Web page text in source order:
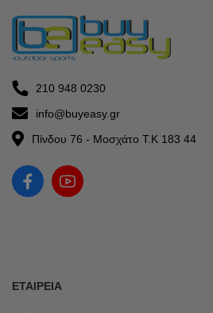
210 948 0230
info@buyeasy.gr
Πίνδου 76 - Μοσχάτο Τ.Κ 183 44
ΕΤΑΙΡΕΊΑ